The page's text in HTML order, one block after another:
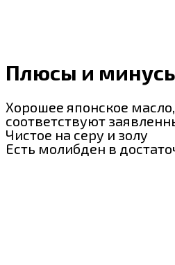
Плюсы и
Хорошее японское
соответствуют
Чистое на серу и золу
Есть молибден в